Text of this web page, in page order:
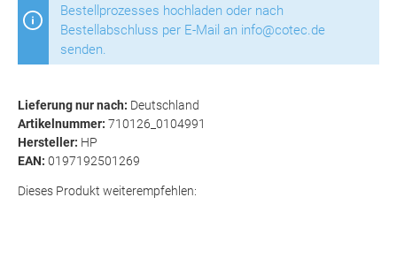
Bestellprozesses hochladen oder nach
Bestellabschluss per E-Mail an info@cotec.de
senden.
Lieferung nur nach: Deutschland
Artikelnummer: 710126_0104991
Hersteller: HP
EAN: 0197192501269
Dieses Produkt weiterempfehlen: